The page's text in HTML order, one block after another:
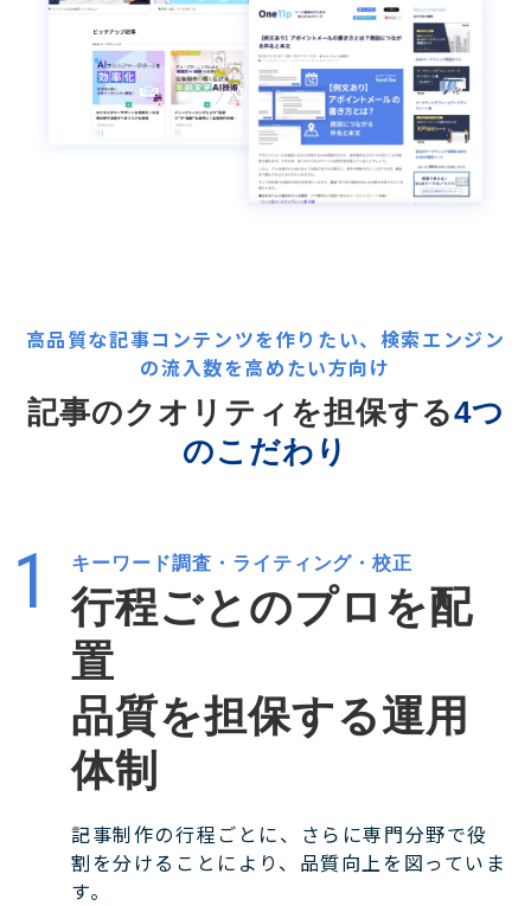
高品質な記事コンテンツを作りたい、検索エンジン
の流入数を高めたい方向け
記事のクオリティを担保する4つ
のこだわり
キーワード調査・ライティング・校正
行程ごとのプロを配
置
品質を担保する運用
体制
記事制作の行程ごとに、さらに専門分野で役
割を分けることにより、品質向上を図っていま
す。